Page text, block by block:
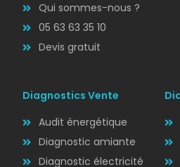
Qui sommes-nous ?
05 63 63 35 10
Devis gratuit
Diagnostics Vente
Audit énergétique
Diagnostic amiante
Diagnostic électricité